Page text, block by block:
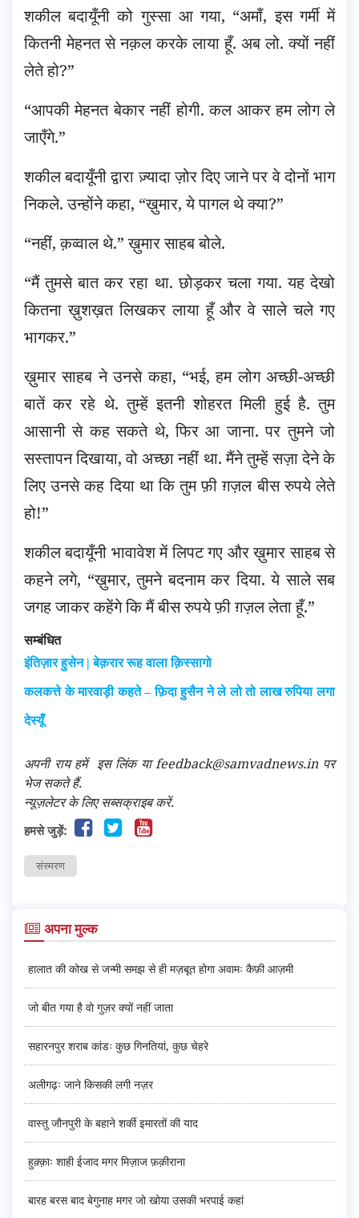
शकील बदायूँनी को गुस्सा आ गया, “अमाँ, इस गर्मी में
कितनी मेहनत से नक़ल करके लाया हूँ. अब लो. क्यों नहीं
लेते हो?”
“आपकी मेहनत बेकार नहीं होगी. कल आकर हम लोग ले
जाएँगे.”
शकील बदायूँनी द्वारा ज़्यादा ज़ोर दिए जाने पर वे दोनों भाग
निकले. उन्होंने कहा, “ख़ुमार, ये पागल थे क्या?”
“नहीं, क़व्वाल थे.” ख़ुमार साहब बोले.
“मैं तुमसे बात कर रहा था. छोड़कर चला गया. यह देखो
कितना ख़ुशख़त लिखकर लाया हूँ और वे साले चले गए
भागकर.”
ख़ुमार साहब ने उनसे कहा, “भई, हम लोग अच्छी-अच्छी
बातें कर रहे थे. तुम्हें इतनी शोहरत मिली हुई है. तुम
आसानी से कह सकते थे, फिर आ जाना. पर तुमने जो
सस्तापन दिखाया, वो अच्छा नहीं था. मैंने तुम्हें सज़ा देने के
लिए उनसे कह दिया था कि तुम फ़ी ग़ज़ल बीस रुपये लेते
हो!”
शकील बदायूँनी भावावेश में लिपट गए और ख़ुमार साहब से
कहने लगे, “ख़ुमार, तुमने बदनाम कर दिया. ये साले सब
जगह जाकर कहेंगे कि मैं बीस रुपये फ़ी ग़ज़ल लेता हूँ.”
सम्बंधित
इंतिज़ार हुसेन | बेक़रार रूह वाला क़िस्सागो
कलकत्ते के मारवाड़ी कहते – फ़िदा हुसैन ने ले लो तो लाख रुपिया लगा
देस्यूँ
अपनी राय हमें इस लिंक या feedback@samvadnews.in पर
भेज सकते हैं.
न्यूज़लेटर के लिए सब्सक्राइब करें.
हमसे जुड़ें:
संस्मरण
अपना मुल्क
हालात की कोख से जन्मी समझ से ही मज़बूत होगा अवामः कैफ़ी आज़मी
जो बीत गया है वो गुज़र क्यों नहीं जाता
सहारनपुर शराब कांडः कुछ गिनतियां, कुछ चेहरे
अलीगढ़ः जाने किसकी लगी नज़र
वास्तु जौनपुरी के बहाने शर्की इमारतों की याद
हुक़्क़ाः शाही ईजाद मगर मिज़ाज फ़क़ीराना
बारह बरस बाद बेगुनाह मगर जो खोया उसकी भरपाई कहां